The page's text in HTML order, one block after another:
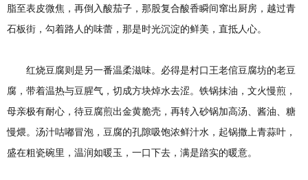
脂至表皮微焦，再倒入酸茄子，那股复合酸香瞬间窜出厨房，越过青
石板街，勾着路人的味蕾，那是时光沉淀的鲜美，直抵人心。
红烧豆腐则是另一番温柔滋味。必得是村口王老倌豆腐坊的老豆
腐，带着温热与豆腥气，切成方块焯水去涩。铁锅抹油，文火慢煎，
母亲极有耐心，待豆腐煎出金黄脆壳，再转入砂锅加高汤、酱油、糖
慢煨。汤汁咕嘟冒泡，豆腐的孔隙吸饱浓鲜汁水，起锅撒上青蒜叶，
盛在粗瓷碗里，温润如暖玉，一口下去，满是踏实的暖意。